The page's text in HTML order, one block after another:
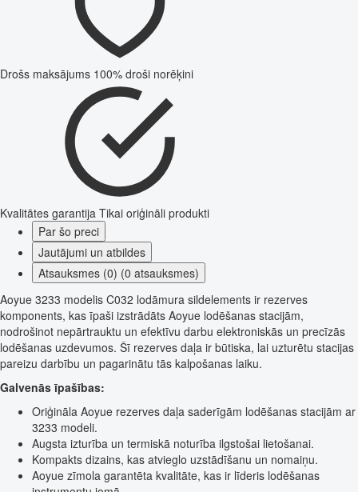
Drošs maksājums 100% droši norēķini
Kvalitātes garantija Tikai oriģināli produkti
Par šo preci
Jautājumi un atbildes
Atsauksmes (0) (0 atsauksmes)
Aoyue 3233 modelis C032 lodāmura sildelements ir rezerves
komponents, kas īpaši izstrādāts Aoyue lodēšanas stacijām,
nodrošinot nepārtrauktu un efektīvu darbu elektroniskās un precīzās
lodēšanas uzdevumos. Šī rezerves daļa ir būtiska, lai uzturētu stacijas
pareizu darbību un pagarinātu tās kalpošanas laiku.
Galvenās īpašības:
Oriģināla Aoyue rezerves daļa saderīgām lodēšanas stacijām ar
3233 modeli.
Augsta izturība un termiskā noturība ilgstošai lietošanai.
Kompakts dizains, kas atvieglo uzstādīšanu un nomaiņu.
Aoyue zīmola garantēta kvalitāte, kas ir līderis lodēšanas